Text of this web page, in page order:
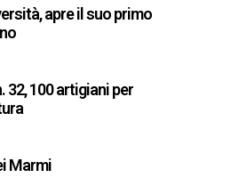
apre il suo primo
32, 100 artigiani per
Marmi